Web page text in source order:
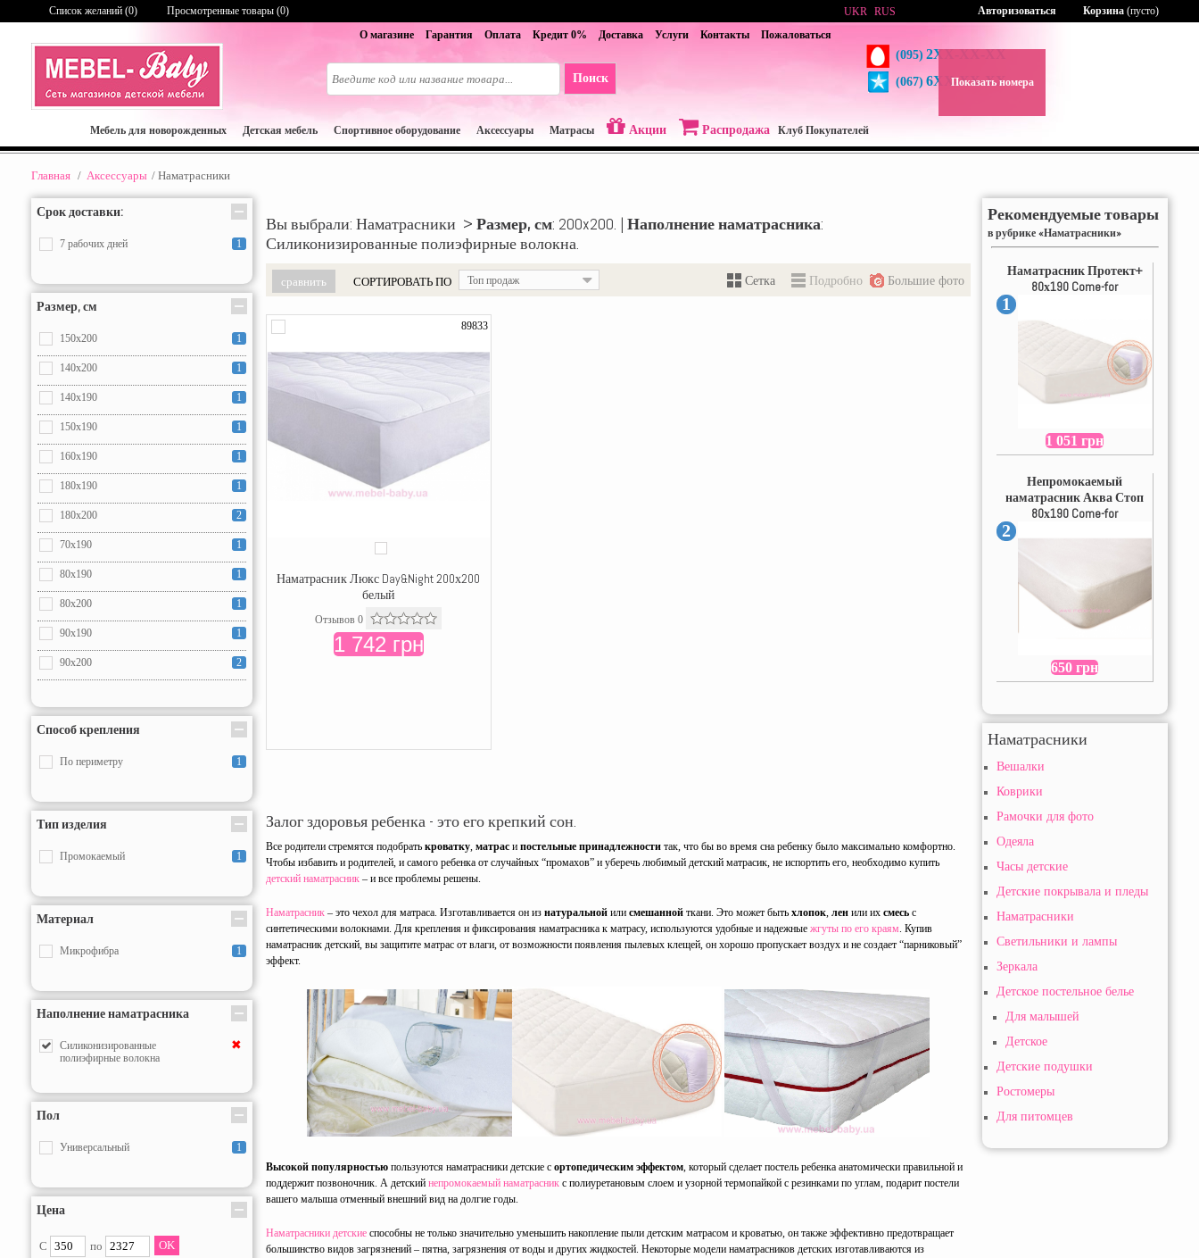
О магазине Гарантия Оплата Кредит 0% Доставка Услуги Контакты Пожаловаться
(095) 2XX-XX-XX
(067) 6XX-XX-XX
Показать номера
UKR RUS
Список желаний (0) Просмотренные товары (0) Корзина (пусто)
Авторизоваться
Мебель для новорожденных Детская мебель Спортивное оборудование Аксессуары Матрасы Акции Распродажа Клуб Покупателей
Главная / Аксессуары / Наматрасники
Срок доставки:
7 рабочих дней 1
Размер, см
150x200 1
140x200 1
140х190 1
150х190 1
160х190 1
180х190 1
180х200 2
70x190 1
80x190 1
80x200 1
90x190 1
90x200 2
2
Способ крепления
По периметру 1
Тип изделия
Промокаемый 1
Материал
Микрофибра 1
Наполнение наматрасника
Силиконизированные
полиэфирные волокна
✖
Пол
Универсальный 1
Цена
С по
Вы выбрали: Наматрасники > Размер, см: 200x200. | Наполнение наматрасника:
Силиконизированные полиэфирные волокна.
СОРТИРОВАТЬ ПО Топ продаж Сетка Подробно Большие фото
89833
Наматрасник Люкс Day&Night 200х200
белый
Отзывов 0
1 742 грн
Залог здоровья ребенка - это его крепкий сон.
Все родители стремятся подобрать кроватку, матрас и постельные принадлежности так, что бы во время сна ребенку было максимально комфортно.
Чтобы избавить и родителей, и самого ребенка от случайных “промахов” и уберечь любимый детский матрасик, не испортить его, необходимо купить
детский наматрасник – и все проблемы решены.
Наматрасник – это чехол для матраса. Изготавливается он из натуральной или смешанной ткани. Это может быть хлопок, лен или их смесь с
синтетическими волокнами. Для крепления и фиксирования наматрасника к матрасу, используются удобные и надежные жгуты по его краям. Купив
наматрасник детский, вы защитите матрас от влаги, от возможности появления пылевых клещей, он хорошо пропускает воздух и не создает “парниковый”
эффект.
Высокой популярностью пользуются наматрасники детские с ортопедическим эффектом, который сделает постель ребенка анатомически правильной и
поддержит позвоночник. А детский непромокаемый наматрасник с полиуретановым слоем и узорной термопайкой с резинками по углам, подарит постели
вашего малыша отменный внешний вид на долгие годы.
Наматрасники детские способны не только значительно уменьшить накопление пыли детским матрасом и кроватью, он также эффективно предотвращает
большинство видов загрязнений – пятна, загрязнения от воды и других жидкостей. Некоторые модели наматрасников детских изготавливаются из
Рекомендуемые товары
в рубрике «Наматрасники»
Наматрасник Протект+
80х190 Come-for
1
1 051 грн
Непромокаемый
наматрасник Аква Стоп
80х190 Come-for
2
650 грн
Наматрасники
Вешалки
Коврики
Рамочки для фото
Одеяла
Часы детские
Детские покрывала и пледы
Наматрасники
Светильники и лампы
Зеркала
Детское постельное белье
Для малышей
Детское
Детские подушки
Ростомеры
Для питомцев